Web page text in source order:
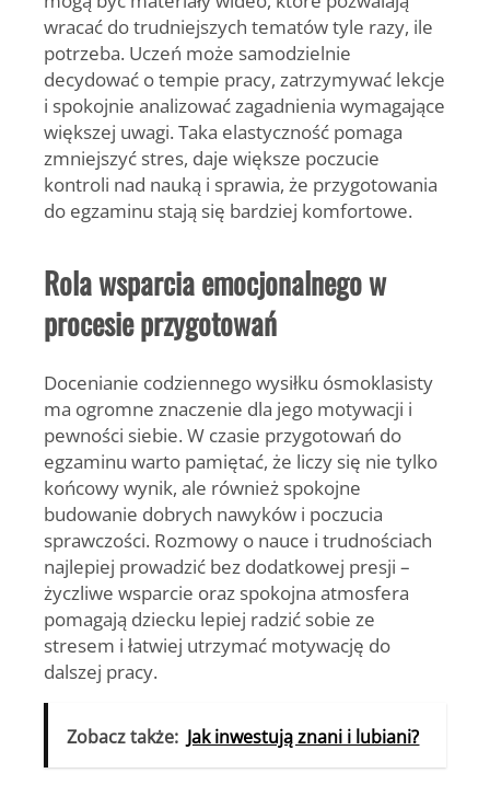
wracać do trudniejszych tematów tyle razy, ile
potrzeba. Uczeń może samodzielnie
decydować o tempie pracy, zatrzymywać lekcje
i spokojnie analizować zagadnienia wymagające
większej uwagi. Taka elastyczność pomaga
zmniejszyć stres, daje większe poczucie
kontroli nad nauką i sprawia, że przygotowania
do egzaminu stają się bardziej komfortowe.
Rola wsparcia emocjonalnego w
procesie przygotowań
Docenianie codziennego wysiłku ósmoklasisty
ma ogromne znaczenie dla jego motywacji i
pewności siebie. W czasie przygotowań do
egzaminu warto pamiętać, że liczy się nie tylko
końcowy wynik, ale również spokojne
budowanie dobrych nawyków i poczucia
sprawczości. Rozmowy o nauce i trudnościach
najlepiej prowadzić bez dodatkowej presji –
życzliwe wsparcie oraz spokojna atmosfera
pomagają dziecku lepiej radzić sobie ze
stresem i łatwiej utrzymać motywację do
dalszej pracy.
Zobacz także: Jak inwestują znani i lubiani?